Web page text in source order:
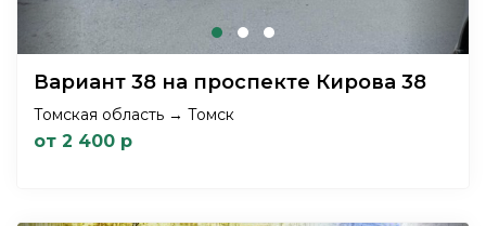
Вариант 38 на проспекте Кирова 38
Томская область → Томск
от 2 400 р